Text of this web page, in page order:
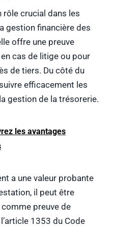
rôle crucial dans les
gestion financière des
offre une preuve
cas de litige ou pour
de tiers. Du côté du
efficacement les
gestion de la trésorerie.
les avantages
a une valeur probante
il peut être
preuve de
1353 du Code